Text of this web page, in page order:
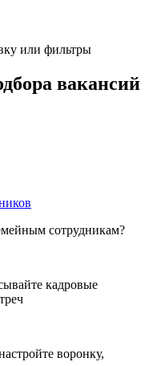
или фильтры
вакансий
сотрудникам?
кадровые
воронку,